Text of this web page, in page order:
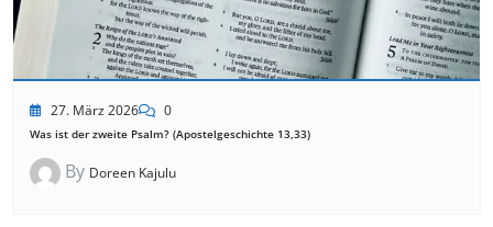
27. März 2026 0
Was ist der zweite Psalm? (Apostelgeschichte 13,33)
By Doreen Kajulu